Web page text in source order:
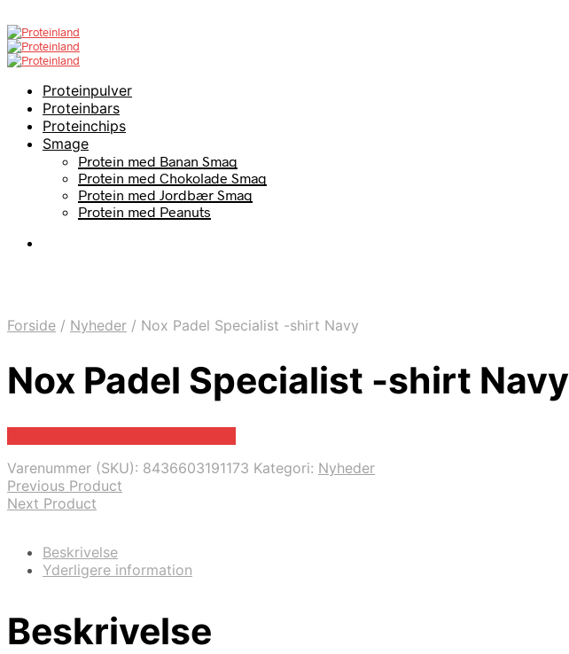
Proteinpulver
Proteinbars
Proteinchips
Smage
Protein med Banan Smag
Protein med Chokolade Smag
Protein med Jordbær Smag
Protein med Peanuts
Forside / Nyheder / Nox Padel Specialist -shirt Navy
Nox Padel Specialist -shirt Navy
Varenummer (SKU): 8436603191173 Kategori: Nyheder
Previous Product
Next Product
Beskrivelse
Yderligere information
Beskrivelse